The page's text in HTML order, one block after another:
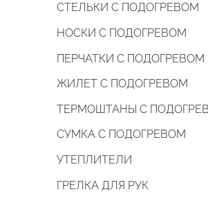
СТЕЛЬКИ С ПОДОГРЕВОМ
НОСКИ С ПОДОГРЕВОМ
ПЕРЧАТКИ С ПОДОГРЕВОМ
ЖИЛЕТ С ПОДОГРЕВОМ
ТЕРМОШТАНЫ С
СУМКА С ПОДОГРЕВОМ
УТЕПЛИТЕЛИ
ГРЕЛКА ДЛЯ РУК